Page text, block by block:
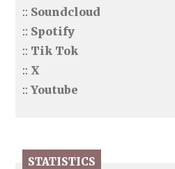
:: Soundcloud
:: Spotify
:: Tik Tok
:: X
::Youtube
STATISTICS